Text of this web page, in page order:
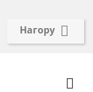
Нагору 
